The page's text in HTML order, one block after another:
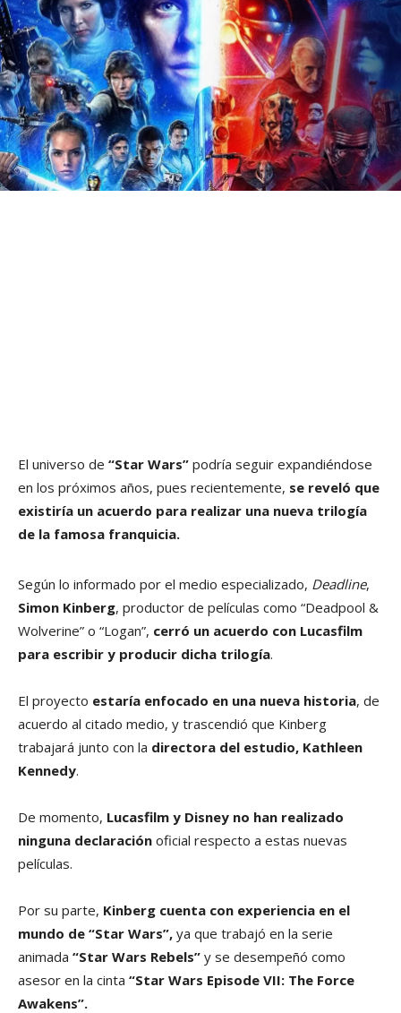
El universo de “Star Wars” podría seguir expandiéndose
en los próximos años, pues recientemente, se reveló que
existiría un acuerdo para realizar una nueva trilogía
de la famosa franquicia.
Según lo informado por el medio especializado, Deadline,
Simon Kinberg, productor de películas como “Deadpool &
Wolverine” o “Logan”, cerró un acuerdo con Lucasfilm
para escribir y producir dicha trilogía.
El proyecto estaría enfocado en una nueva historia, de
acuerdo al citado medio, y trascendió que Kinberg
trabajará junto con la directora del estudio, Kathleen
Kennedy.
De momento, Lucasfilm y Disney no han realizado
ninguna declaración oficial respecto a estas nuevas
películas.
Por su parte, Kinberg cuenta con experiencia en el
mundo de “Star Wars”, ya que trabajó en la serie
animada “Star Wars Rebels” y se desempeñó como
asesor en la cinta “Star Wars Episode VII: The Force
Awakens”.